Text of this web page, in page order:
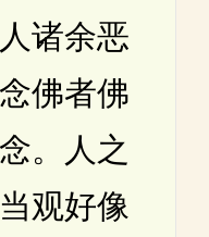
诸余恶
佛者佛
。人之
观好像